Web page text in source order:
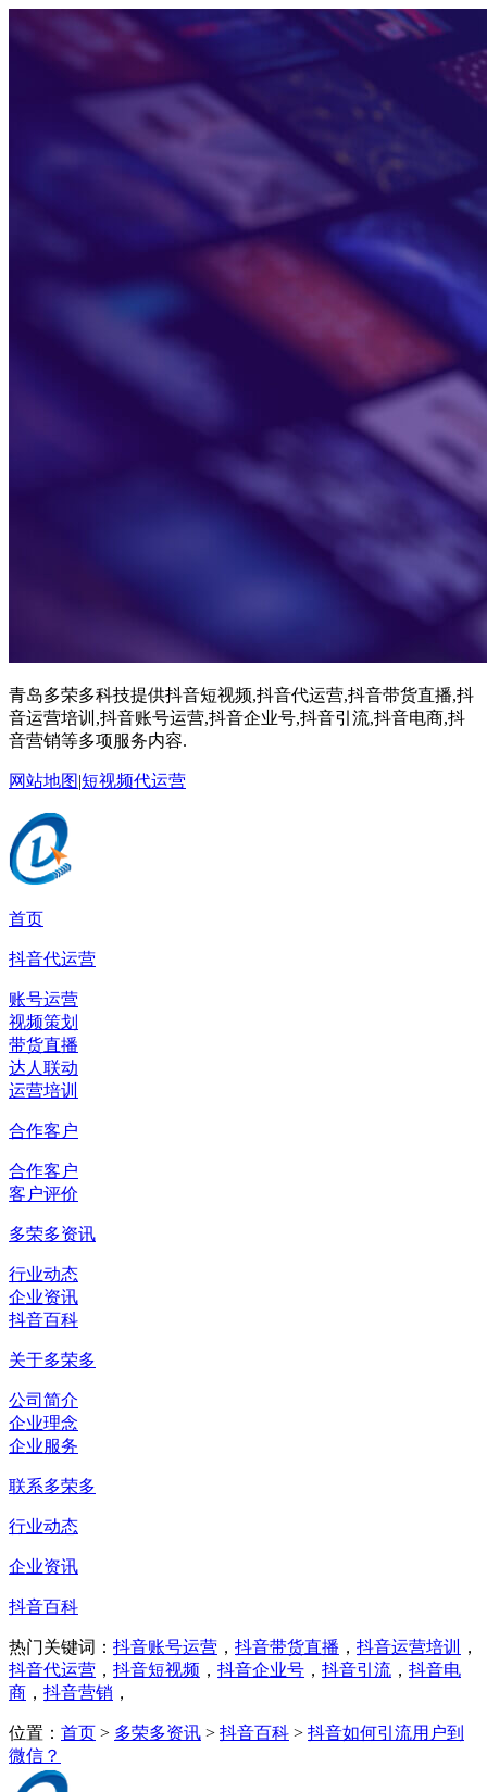
青岛多荣多科技提供抖音短视频,抖音代运营,抖音带货直播,抖
音运营培训,抖音账号运营,抖音企业号,抖音引流,抖音电商,抖
音营销等多项服务内容.
网站地图|短视频代运营
首页
抖音代运营
账号运营
视频策划
带货直播
达人联动
运营培训
合作客户
合作客户
客户评价
多荣多资讯
行业动态
企业资讯
抖音百科
关于多荣多
公司简介
企业理念
企业服务
联系多荣多
行业动态
企业资讯
抖音百科
热门关键词： 抖音账号运营 ， 抖音带货直播 ， 抖音运营培训
，
抖音代运营 ， 抖音短视频 ， 抖音企业号 ， 抖音引流 ， 抖音电
商 ， 抖音营销 ，
位置： 首页 > 多荣多资讯 > 抖音百科 > 抖音如何引流用户到
微信？